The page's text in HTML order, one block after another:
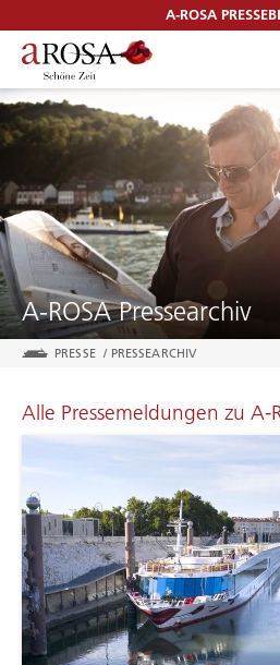
A-ROSA
SUCHEN
A-ROSA Pressearchiv
PRESSE / PRESSEARCHIV
Alle Pressemeldungen zu A-